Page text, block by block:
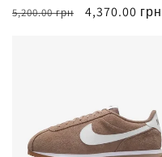
Звичайна
5,200.00 грн
Ціна
4,370.00 грн